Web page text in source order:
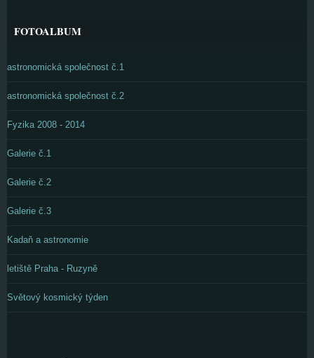
FOTOALBUM
astronomická společnost č.1
astronomická společnost č.2
Fyzika 2008 - 2014
Galerie č.1
Galerie č.2
Galerie č.3
Kadaň a astronomie
letiště Praha - Ruzyně
Světový kosmický týden